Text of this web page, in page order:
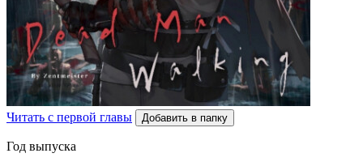
Читать с первой главы Добавить в папку
Год выпуска